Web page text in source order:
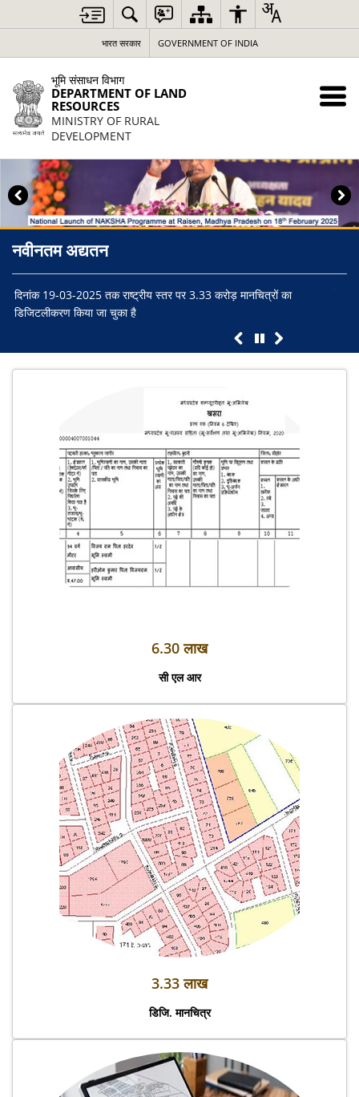
भारत सरकार GOVERNMENT OF INDIA
भूमि संसाधन विभाग
DEPARTMENT OF LAND
RESOURCES
MINISTRY OF RURAL
DEVELOPMENT
नवीनतम अद्यतन
दिनांक 19-03-2025 तक राष्ट्रीय स्तर पर 3.33 करोड़ मानचित्रों का
डिजिटलीकरण किया जा चुका है
6.30 लाख
सी एल आर
3.33 लाख
डिजि. मानचित्र